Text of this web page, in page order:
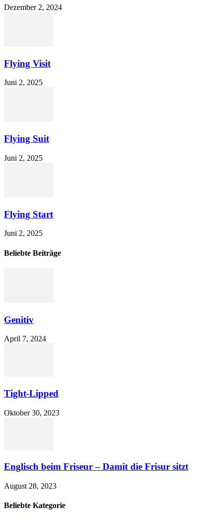
Dezember 2, 2024
Flying Visit
Juni 2, 2025
Flying Suit
Juni 2, 2025
Flying Start
Juni 2, 2025
Beliebte Beiträge
Genitiv
April 7, 2024
Tight-Lipped
Oktober 30, 2023
Englisch beim Friseur – Damit die Frisur sitzt
August 28, 2023
Beliebte Kategorie